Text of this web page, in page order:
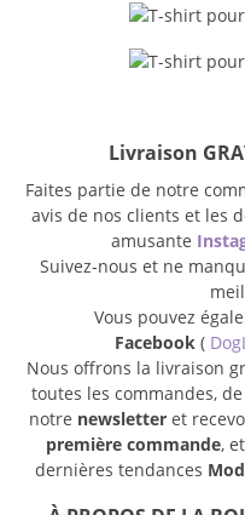
Livraison
Faites partie de notre
avis de nos clients et les
amusante
Suivez-nous et ne
Vous pouvez
Facebook (
Nous offrons la livraison
toutes les commandes,
notre newsletter et
première commande,
dernières tendances